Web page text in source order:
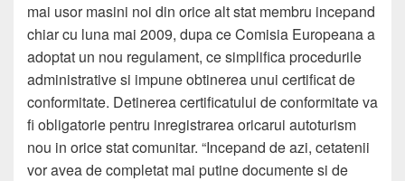
mai usor masini noi din orice alt stat membru incepand
chiar cu luna mai 2009, dupa ce Comisia Europeana a
adoptat un nou regulament, ce simplifica procedurile
administrative si impune obtinerea unui certificat de
conformitate. Detinerea certificatului de conformitate va
fi obligatorie pentru inregistrarea oricarui autoturism
nou in orice stat comunitar. “Incepand de azi, cetatenii
vor avea de completat mai putine documente si de